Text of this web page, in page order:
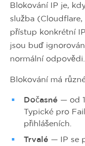
Blokování IP je,
služba
přístup konkrétní
jsou buď
normální odpovědi.
Blokování má
Dočasné — od
Typické pro
přihlášeních.
Trvalé — IP se